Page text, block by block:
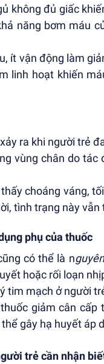
không đủ giấc
năng bơm máu
ít vận động làm
linh hoạt khiến
ra khi người trẻ
vùng chân do
choáng váng,
tình trạng này
phụ của thuốc
có thể là n
hoặc rối loạn
tim mạch ở người
giảm cân
gây hạ huyết áp
trẻ cần nhận